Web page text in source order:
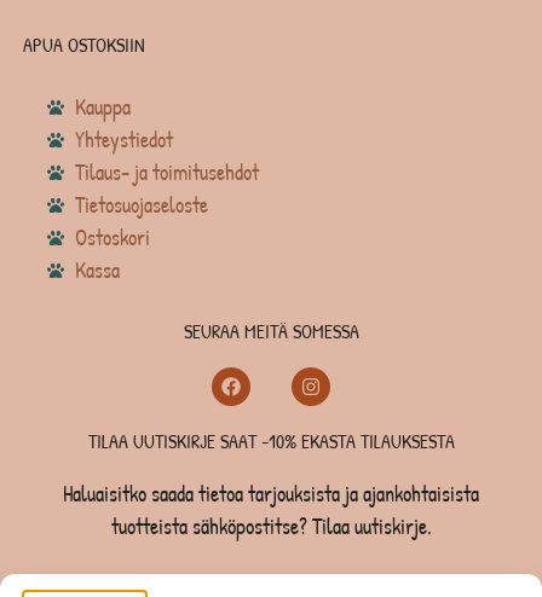
APUA OSTOKSIIN
Kauppa
Yhteystiedot
Tilaus- ja toimitusehdot
Tietosuojaseloste
Ostoskori
Kassa
SEURAA MEITÄ SOMESSA
TILAA UUTISKIRJE SAAT -10% EKASTA TILAUKSESTA
Haluaisitko saada tietoa tarjouksista ja ajankohtaisista
tuotteista sähköpostitse? Tilaa uutiskirje.